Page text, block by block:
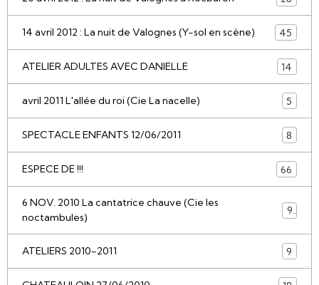
14 avril 2012 : La nuit de Valognes (Y-sol en scène) 45
ATELIER ADULTES AVEC DANIELLE 14
avril 2011 L'allée du roi (Cie La nacelle) 5
SPECTACLE ENFANTS 12/06/2011 8
ESPECE DE !!! 66
6 NOV. 2010 La cantatrice chauve (Cie les
noctambules)
9
ATELIERS 2010-2011 9